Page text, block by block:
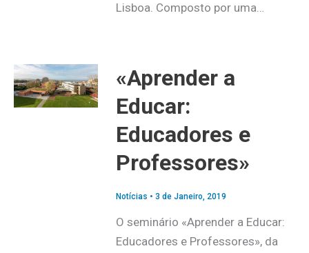
Lisboa. Composto por uma…
«Aprender a
Educar:
Educadores e
Professores»
Notícias • 3 de Janeiro, 2019
O seminário «Aprender a Educar:
Educadores e Professores», da